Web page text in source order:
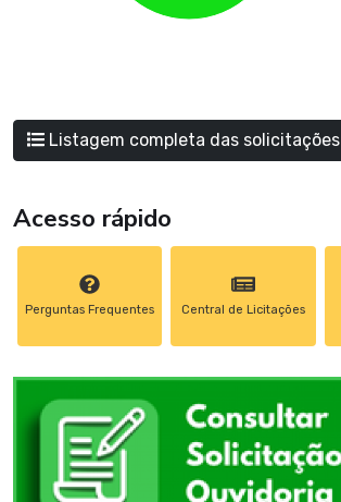
Listagem completa das solicitações
Acesso rápido
Perguntas Frequentes Central de Licitações